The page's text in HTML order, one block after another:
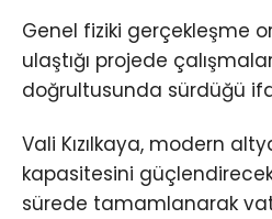
Genel fiziki gerçekleşme
ulaştığı projede
doğrultusunda sürdüğü
Vali Kızılkaya, modern
kapasitesini güçlendirecek
sürede tamamlanarak